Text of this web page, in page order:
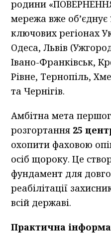
родини
мережа вже об’єднує
ключових регіонах
Одеса, Львів
Івано-Франківськ,
Рівне, Тернопіль,
та Чернігів.
Амбітна мета
розгортання 25
охопити фаховою
осіб щороку. Це
фундамент для
реабілітації
всій державі.
Практична